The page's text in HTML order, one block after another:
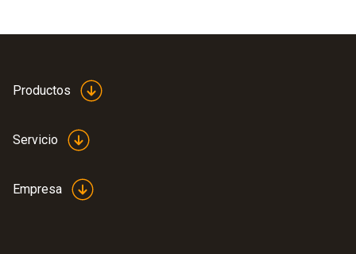
Productos
Servicio
Empresa